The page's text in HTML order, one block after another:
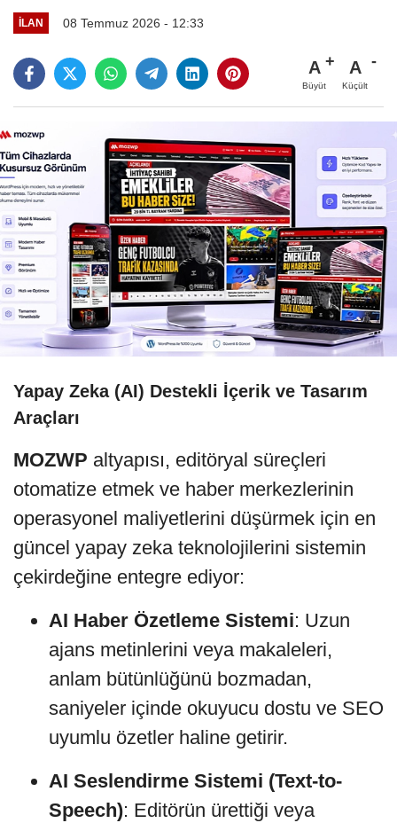
İLAN 08 Temmuz 2026 - 12:33
A
Büyüt
A
Küçült
Yapay Zeka (AI) Destekli İçerik ve Tasarım
Araçları
MOZWP altyapısı, editöryal süreçleri
otomatize etmek ve haber merkezlerinin
operasyonel maliyetlerini düşürmek için en
güncel yapay zeka teknolojilerini sistemin
çekirdeğine entegre ediyor:
AI Haber Özetleme Sistemi: Uzun
ajans metinlerini veya makaleleri,
anlam bütünlüğünü bozmadan,
saniyeler içinde okuyucu dostu ve SEO
uyumlu özetler haline getirir.
AI Seslendirme Sistemi (Text-to-
Speech): Editörün ürettiği veya